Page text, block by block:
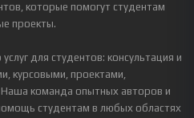
которые помогут студентам
проекты.
для студентов: консультация и
курсовыми, проектами,
Наша команда опытных авторов и
студентам в любых областях